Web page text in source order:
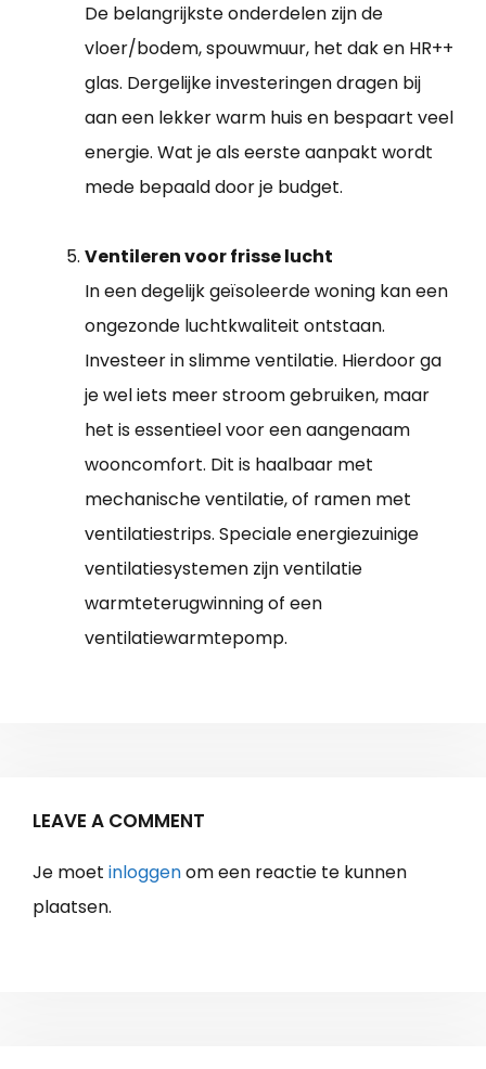
De belangrijkste onderdelen zijn de
vloer/bodem, spouwmuur, het dak en HR++
glas. Dergelijke investeringen dragen bij
aan een lekker warm huis en bespaart veel
energie. Wat je als eerste aanpakt wordt
mede bepaald door je budget.
Ventileren voor frisse lucht
In een degelijk geïsoleerde woning kan een
ongezonde luchtkwaliteit ontstaan.
Investeer in slimme ventilatie. Hierdoor ga
je wel iets meer stroom gebruiken, maar
het is essentieel voor een aangenaam
wooncomfort. Dit is haalbaar met
mechanische ventilatie, of ramen met
ventilatiestrips. Speciale energiezuinige
ventilatiesystemen zijn ventilatie
warmteterugwinning of een
ventilatiewarmtepomp.
LEAVE A COMMENT
Je moet inloggenom een reactie te kunnen
plaatsen.